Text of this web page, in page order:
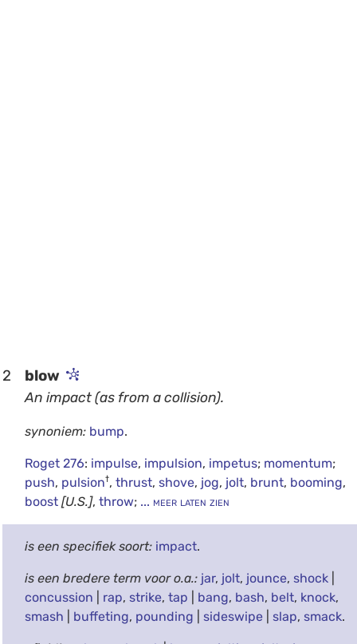
2 blow
An impact (as from a collision).
synoniem: bump.
Roget 276: impulse, impulsion, impetus; momentum;
push, pulsion†, thrust, shove, jog, jolt, brunt, booming,
boost[U.S.], throw;... meer laten zien
is een specifiek soort: impact.
is een bredere term voor o.a.: jar, jolt, jounce, shock|
concussion
rap, strike, tap bang, bash, belt, knock,
smash
buffeting, pounding sideswipe| slap, smack.